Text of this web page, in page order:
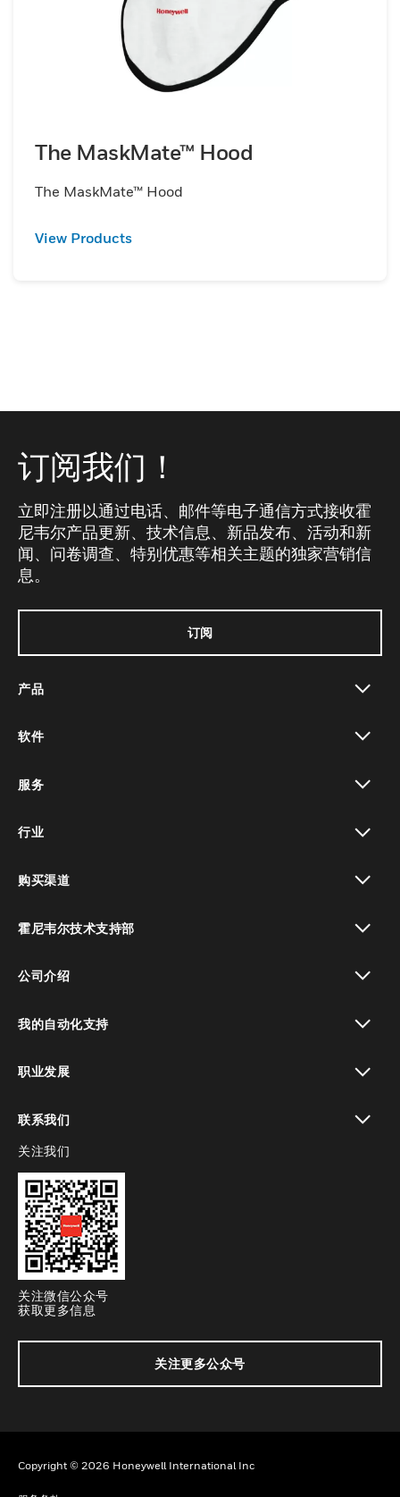
The MaskMate™ Hood
The MaskMate™ Hood
View Products
订阅我们！
立即注册以通过电话、邮件等电子通信方式接收霍
尼韦尔产品更新、技术信息、新品发布、活动和新
闻、问卷调查、特别优惠等相关主题的独家营销信
息。
订阅
产品
软件
服务
行业
购买渠道
霍尼韦尔技术支持部
公司介绍
我的自动化支持
职业发展
联系我们
toggle view
关注我们
关注微信公众号
获取更多信息
关注更多公众号
Copyright © 2026 Honeywell International Inc